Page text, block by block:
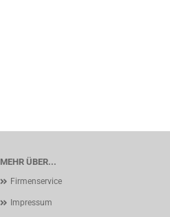
MEHR ÜBER...
Firmenservice
Impressum